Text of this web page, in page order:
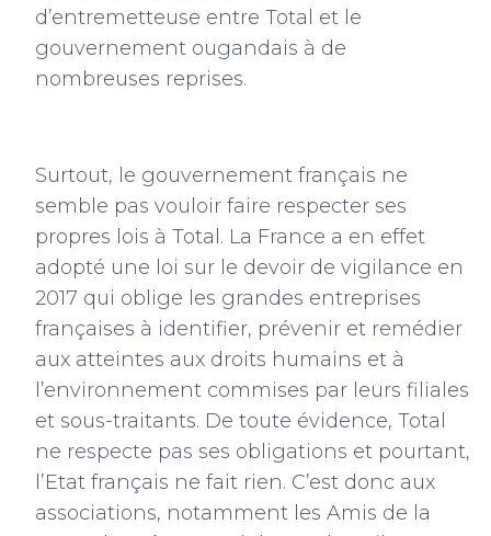
d’entremetteuse entre Total et le
gouvernement ougandais à de
nombreuses reprises.
Surtout, le gouvernement français ne
semble pas vouloir faire respecter ses
propres lois à Total. La France a en effet
adopté une loi sur le devoir de vigilance en
2017 qui oblige les grandes entreprises
françaises à identifier, prévenir et remédier
aux atteintes aux droits humains et à
l’environnement commises par leurs filiales
et sous-traitants. De toute évidence, Total
ne respecte pas ses obligations et pourtant,
l’Etat français ne fait rien. C’est donc aux
associations, notamment les Amis de la